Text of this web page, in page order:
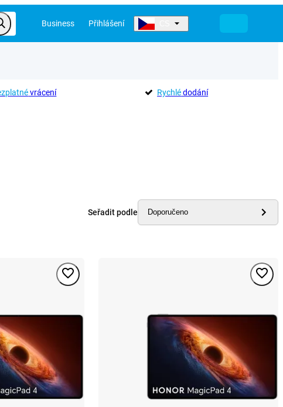
Business Přihlášení
vrácení Rychlédodání
Seřadit podle Doporučeno